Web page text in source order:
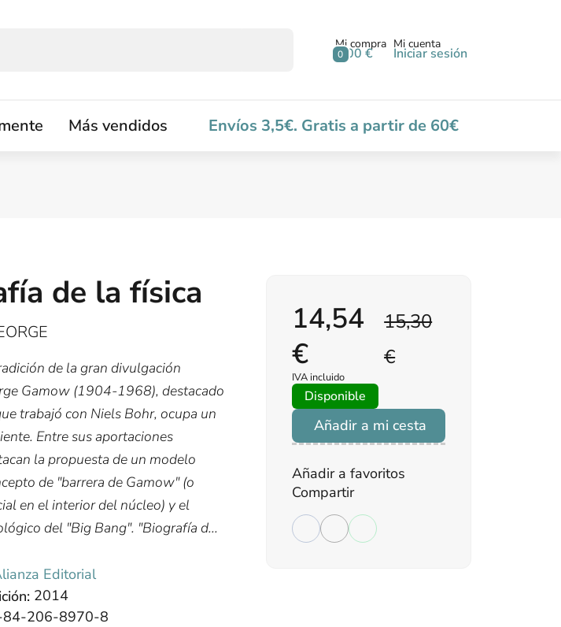
0
Mi compra
0,00 €
Mi cuenta
Iniciar sesión
Más vendidos Envíos 3,5€. Gratis a partir de 60€
de la física
de la gran divulgación
Gamow (1904-1968), destacado
trabajó con Niels Bohr, ocupa un
Entre sus aportaciones
la propuesta de un modelo
de "barrera de Gamow" (o
en el interior del núcleo) y el
del "Big Bang". "Biografía d...
Editorial
2014
206-8970-8
15,30
€
14,54
€
IVA incluido
Disponible
Añadir a mi cesta
Añadir a favoritos
Compartir